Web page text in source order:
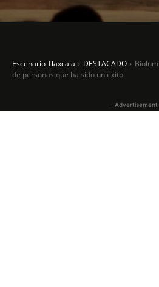
Escenario Tlaxcala DESTACADO
de personas que ha sido un éxito
- Advertisement